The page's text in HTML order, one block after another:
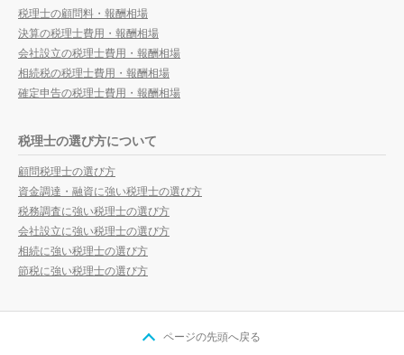
税理士の顧問料・報酬相場
決算の税理士費用・報酬相場
会社設立の税理士費用・報酬相場
相続税の税理士費用・報酬相場
確定申告の税理士費用・報酬相場
税理士の選び方について
顧問税理士の選び方
資金調達・融資に強い税理士の選び方
税務調査に強い税理士の選び方
会社設立に強い税理士の選び方
相続に強い税理士の選び方
節税に強い税理士の選び方
ページの先頭へ戻る